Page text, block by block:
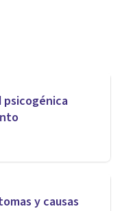
y causas